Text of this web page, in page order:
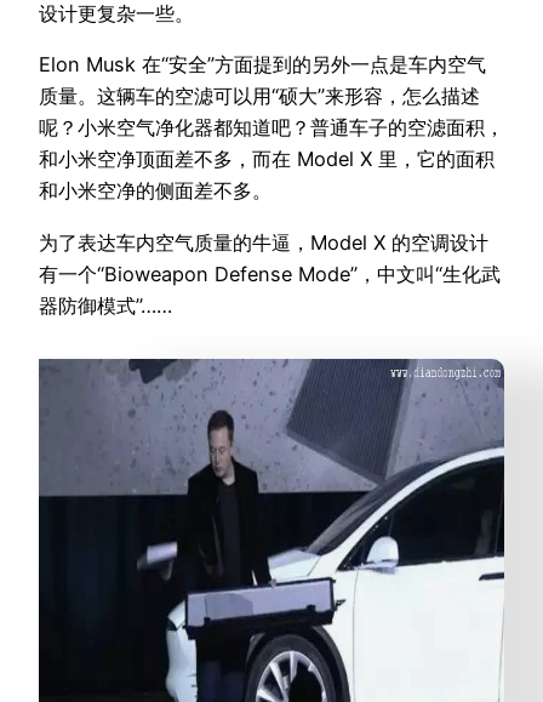
设计更复杂一些。
Elon Musk 在“安全”方面提到的另外一点是车内空气
质量。这辆车的空滤可以用“硕大”来形容，怎么描述
呢？小米空气净化器都知道吧？普通车子的空滤面积，
和小米空净顶面差不多，而在 Model X 里，它的面积
和小米空净的侧面差不多。
为了表达车内空气质量的牛逼，Model X 的空调设计
有一个“Bioweapon Defense Mode”，中文叫“生化武
器防御模式”……